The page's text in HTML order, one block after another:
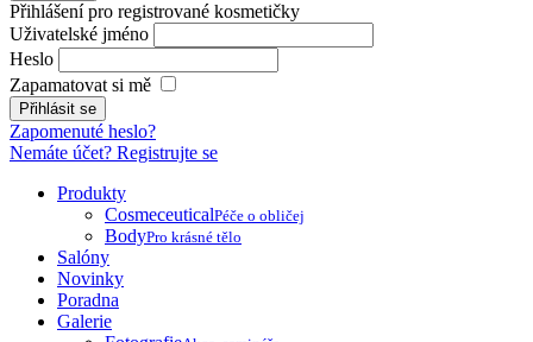
Přihlášení pro registrované kosmetičky
Uživatelské jméno
Heslo
Zapamatovat si mě
Zapomenuté heslo?
Nemáte účet? Registrujte se
Produkty
CosmeceuticalPéče o obličej
BodyPro krásné tělo
Salóny
Novinky
Poradna
Galerie